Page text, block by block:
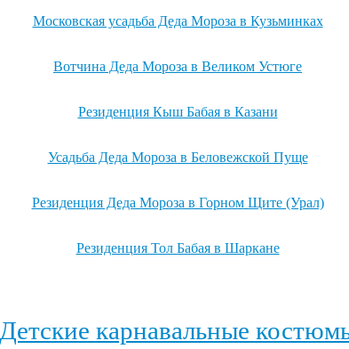
Московская усадьба Деда Мороза в Кузьминках
Вотчина Деда Мороза в Великом Устюге
Резиденция Кыш Бабая в Казани
Усадьба Деда Мороза в Беловежской Пуще
Резиденция Деда Мороза в Горном Щите (Урал)
Резиденция Тол Бабая в Шаркане
Детские карнавальные